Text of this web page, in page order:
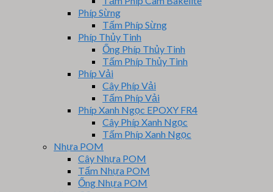
Phíp Sừng
Tấm Phíp Sừng
Phíp Thủy Tinh
Ống Phíp Thủy Tinh
Tấm Phíp Thủy Tinh
Phíp Vải
Cây Phíp Vải
Tấm Phíp Vải
Phíp Xanh Ngọc EPOXY FR4
Cây Phíp Xanh Ngọc
Tấm Phíp Xanh Ngọc
Nhựa POM
Cây Nhựa POM
Tấm Nhựa POM
Ống Nhựa POM